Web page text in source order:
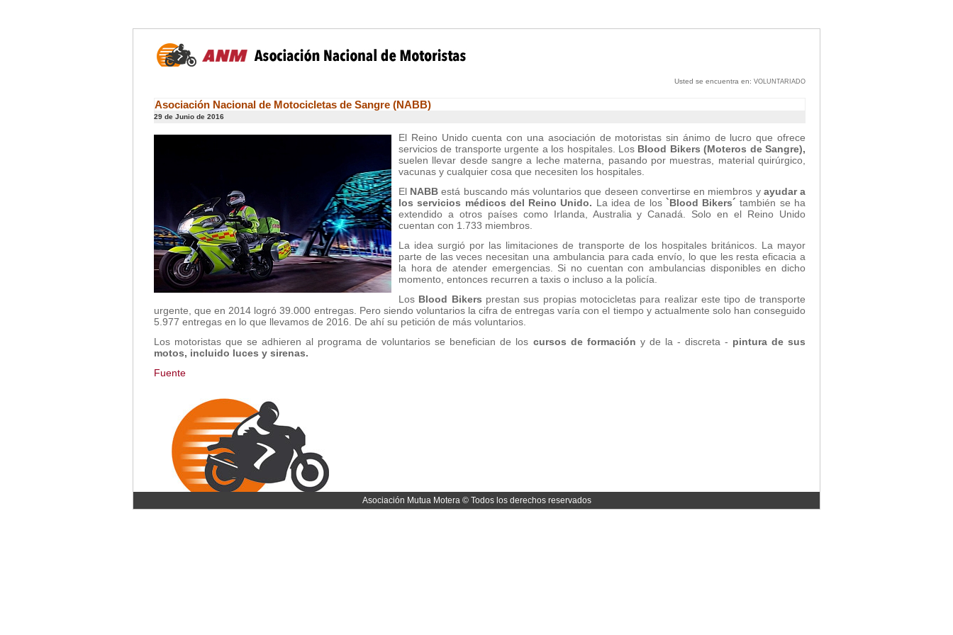
Usted se encuentra en: VOLUNTARIADO
Asociación Nacional de Motocicletas de Sangre (NABB)
29 de Junio de 2016
El Reino Unido cuenta con una asociación de motoristas sin ánimo de lucro que ofrece
servicios de transporte urgente a los hospitales. Los Blood Bikers (Moteros de Sangre),
suelen llevar desde sangre a leche materna, pasando por muestras, material quirúrgico,
vacunas y cualquier cosa que necesiten los hospitales.
El NABBestá buscando más voluntarios que deseen convertirse en miembros yayudar a
los servicios médicos del Reino Unido. La idea de los `Blood Bikers´ también se ha
extendido a otros países como Irlanda, Australia y Canadá. Solo en el Reino Unido
cuentan con 1.733 miembros.
La idea surgió por las limitaciones de transporte de los hospitales británicos. La mayor
parte de las veces necesitan una ambulancia para cada envío, lo que les resta eficacia a
la hora de atender emergencias. Si no cuentan con ambulancias disponibles en dicho
momento, entonces recurren a taxis o incluso a la policía.
Los Blood Bikers prestan sus propias motocicletas para realizar este tipo de transporte
urgente, que en 2014 logró 39.000 entregas. Pero siendo voluntarios la cifra de entregas varía con el tiempo y actualmente solo han conseguido
5.977 entregas en lo que llevamos de 2016. De ahí su petición de más voluntarios.
Los motoristas que se adhieren al programa de voluntarios se benefician de los cursos de formación y de la - discreta - pintura de sus
motos, incluido luces y sirenas.
Fuente
Asociación Mutua Motera © Todos los derechos reservados